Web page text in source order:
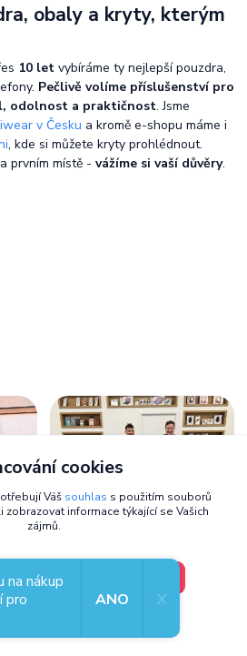
obaly a kryty, kterým
10 let vybíráme ty nejlepší pouzdra,
Pečlivě volíme příslušenství pro
odolnost a praktičnost. Jsme
v Česku a kromě e-shopu máme i
, kde si můžete kryty prohlédnout.
prvním místě - vážíme si vaší důvěry.
těšíme se na
cookies
Váš souhlas s použitím souborů
zobrazovat informace týkající se Vašich
zájmů.
V pořádku, jdu si vybrat
můžete odmítnout
na nákup
pro
ANO X